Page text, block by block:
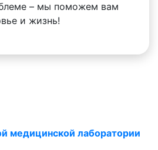
– мы поможем вам
и жизнь!
медицинской лаборатории